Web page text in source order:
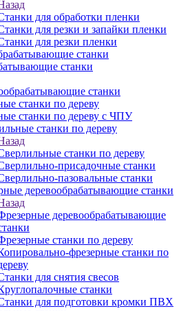
для обработки пленки
для резки и запайки пленки
для резки пленки
станки
станки
станки
станки по дереву
станки по дереву с ЧПУ
станки по дереву
станки по дереву
присадочные станки
пазовальные станки
деревообрабатывающие станки
деревообрабатывающие
станки по дереву
фрезерные станки по
для снятия свесов
станки
для подготовки кромки ПВХ